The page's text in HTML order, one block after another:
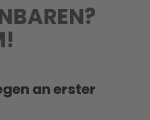
an erster